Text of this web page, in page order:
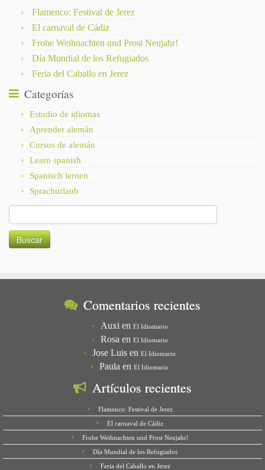
Flamenco: Festival de Jerez
El carnaval de Cádiz
Frohe Weihnachten und Prost Neujahr!
Día Mundial de los Refugiados
Feria del Caballo en Jerez
Categorías
Estudio de idiomas
Aprender alemán
Cursos de alemán
Learn spanish
Spanisch lernen
Sprachurlaub
Comentarios recientes
Auxi en El Idiomario
Rosa en El Idiomario
Jose Luis en El Idiomario
Paula en El Idiomario
Artículos recientes
Flamenco: Festival de Jerez
El carnaval de Cádiz
Frohe Weihnachten und Prost Neujahr!
Día Mundial de los Refugiados
Feria del Caballo en Jerez